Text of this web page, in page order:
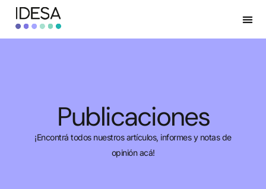
Publicaciones
¡Encontrá todos nuestros artículos, informes y notas de
opinión acá!